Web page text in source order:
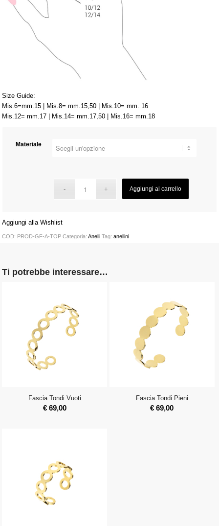
Size Guide:
Mis.6=mm.15 | Mis.8= mm.15,50 | Mis.10= mm. 16
Mis.12= mm.17 | Mis.14= mm.17,50 | Mis.16= mm.18
Materiale
Aggiungi al carrello
Aggiungi alla Wishlist
COD: PROD-GF-A-TOP Categoria:Anelli Tag:anellini
Ti potrebbe interessare…
Fascia Tondi Vuoti
€69,00
Fascia Tondi Pieni
€ 69,00